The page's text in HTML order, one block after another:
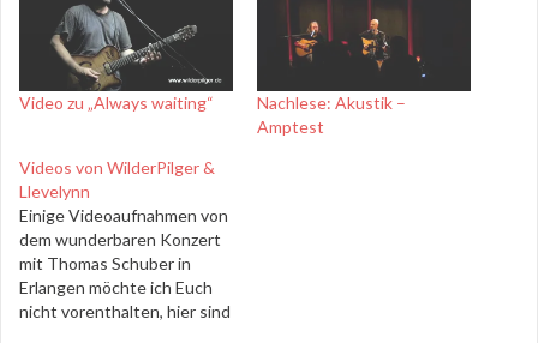
Video zu „Always waiting“
Nachlese: Akustik –
Amptest
Videos von WilderPilger &
Llevelynn
Einige Videoaufnahmen von
dem wunderbaren Konzert
mit Thomas Schuber in
Erlangen möchte ich Euch
nicht vorenthalten, hier sind